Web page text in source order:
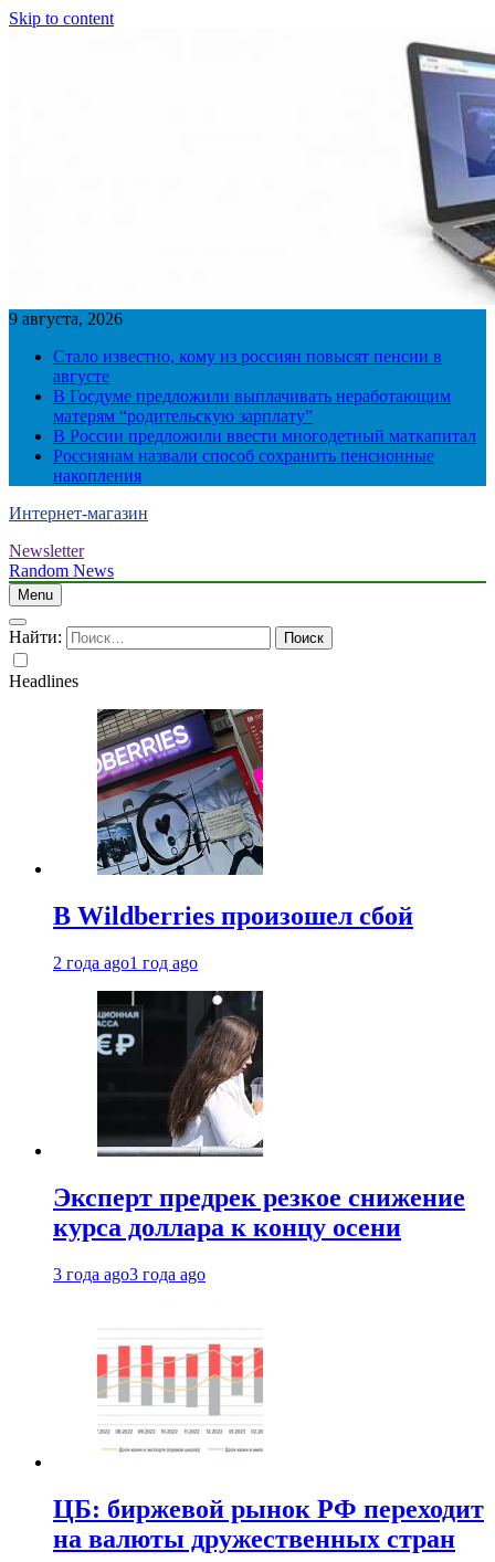
Skip to content
9 августа, 2026
Стало известно, кому из россиян повысят пенсии в
августе
В Госдуме предложили выплачивать неработающим
матерям “родительскую зарплату”
В России предложили ввести многодетный маткапитал
Россиянам назвали способ сохранить пенсионные
накопления
Интернет-магазин
Newsletter
Random News
Menu
Найти:
Headlines
В Wildberries произошел сбой
2 года ago1 год ago
Эксперт предрек резкое снижение
курса доллара к концу осени
3 года ago3 года ago
ЦБ: биржевой рынок РФ переходит
на валюты дружественных стран